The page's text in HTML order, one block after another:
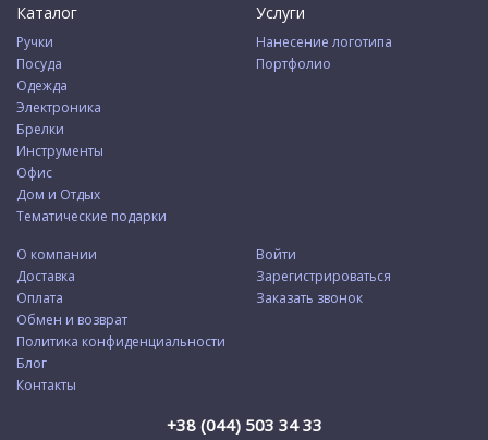
Каталог
Ручки
Посуда
Одежда
Электроника
Брелки
Инструменты
Офис
Дом и Отдых
Тематические подарки
Услуги
Нанесение логотипа
Портфолио
О компании
Доставка
Оплата
Обмен и возврат
Политика конфиденциальности
Блог
Контакты
Войти
Зарегистрироваться
Заказать звонок
+38 (044) 503 34 33